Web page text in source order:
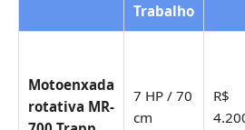
Trabalho
Motoenxada
rotativa MR-
7 HP / 70
cm
R$